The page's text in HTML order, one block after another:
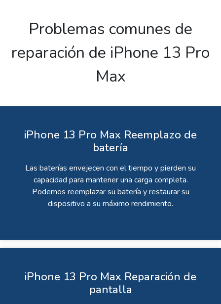
Problemas comunes de
reparación de iPhone 13 Pro
Max
iPhone 13 Pro Max Reemplazo de
batería
Las baterías envejecen con el tiempo y pierden su
capacidad para mantener una carga completa.
Podemos reemplazar su batería y restaurar su
dispositivo a su máximo rendimiento.
iPhone 13 Pro Max Reparación de
pantalla